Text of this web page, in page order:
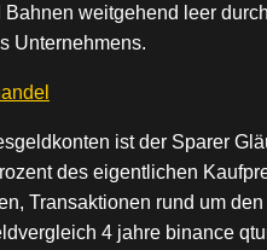
weitgehend leer
Unternehmens.
ist der Sparer
des eigentlichen
Transaktionen rund um
4 jahre binance